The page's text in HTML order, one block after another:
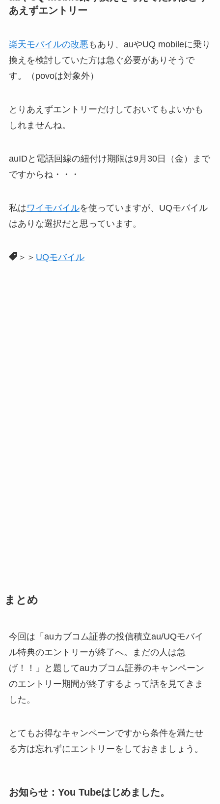
あえずエントリー
楽天モバイルの改悪 もあり、auやUQ mobileに乗り
換えを検討していた方は急ぐ必要がありそうで
す。（povoは対象外）
とりあえずエントリーだけしておいてもよいかも
しれませんね。
auIDと電話回線の紐付け期限は9月30日（金）まで
ですからね・・・
私はワイモバイルを使っていますが、UQモバイル
はありな選択だと思っています。
＞＞ UQモバイル
まとめ
今回は「auカブコム証券の投信積立au/UQモバイ
ル特典のエントリーが終了へ。まだの人は急
げ！！」と題してauカブコム証券のキャンペーン
のエントリー期間が終了するよって話を見てきま
した。
とてもお得なキャンペーンですから条件を満たせ
る方は忘れずにエントリーをしておきましょう。
お知らせ：You Tubeはじめました。